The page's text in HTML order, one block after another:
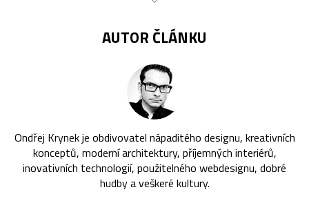
AUTOR ČLÁNKU
Ondřej Krynek je obdivovatel nápaditého designu, kreativních
konceptů, moderní architektury, příjemných interiérů,
inovativních technologií, použitelného webdesignu, dobré
hudby a veškeré kultury.